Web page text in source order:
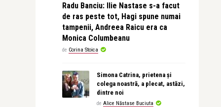
Radu Banciu: Ilie Nastase s-a facut
de ras peste tot, Hagi spune numai
tampenii, Andreea Raicu era ca
Monica Columbeanu
de Corina Stoica
Simona Catrina, prietena și
colega noastră, a plecat, astăzi,
dintre noi
de Alice Năstase Buciuta